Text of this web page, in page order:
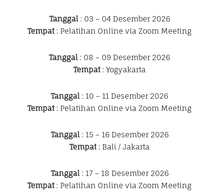
Tanggal: 03 – 04 Desember 2026
Tempat: Pelatihan Online via Zoom Meeting
Tanggal : 08 – 09 Desember 2026
Tempat: Yogyakarta
Tanggal : 10 – 11 Desember 2026
Tempat: Pelatihan Online via Zoom Meeting
Tanggal: 15 – 16 Desember 2026
Tempat: Bali / Jakarta
Tanggal: 17 – 18 Desember 2026
Tempat: Pelatihan Online via Zoom Meeting